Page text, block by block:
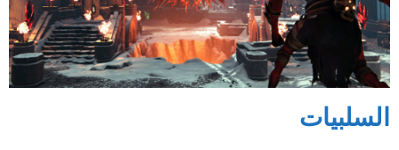
السلبيات